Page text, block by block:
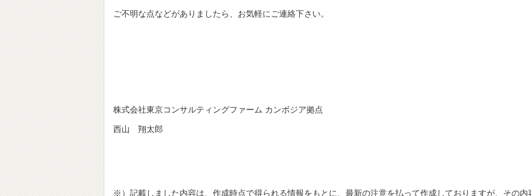
ご不明な点などがありましたら、お気軽にご連絡下さい。
株式会社東京コンサルティングファーム カンボジア拠点
西山 翔太郎
※）記載しました内容は、作成時点で得られる情報をもとに、最新の注意を払って作成しておりますが、その内